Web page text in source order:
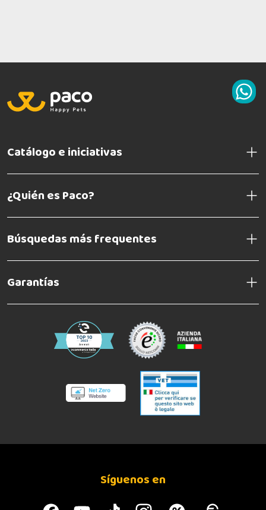
Catálogo e iniciativas
¿Quién es Paco?
Búsquedas más frequentes
Garantías
Síguenos en